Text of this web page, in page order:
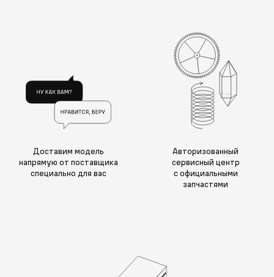
Доставим модель
напрямую от поставщика
специально для вас
Авторизованный
сервисный центр
с официальными
запчастями